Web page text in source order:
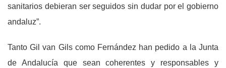
sanitarios debieran ser seguidos sin dudar por el gobierno
andaluz”.
Tanto Gil van Gils como Fernández han pedido a la Junta
de Andalucía que sean coherentes y responsables y